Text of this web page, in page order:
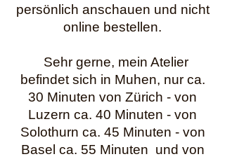
persönlich anschauen und nicht
online bestellen.
Sehr gerne, mein Atelier
befindet sich in Muhen, nur ca.
30 Minuten von Zürich - von
Luzern ca. 40 Minuten - von
Solothurn ca. 45 Minuten - von
Basel ca. 55 Minuten und von